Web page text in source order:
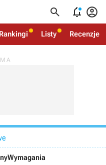
  
Rankingi Listy Recenzje
Wymagania